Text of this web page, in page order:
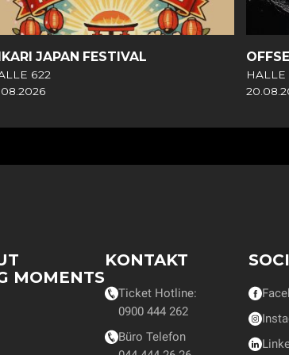
JAPAN FESTIVAL
622
HALLE
MOMENTS
KONTAKT
Ticket Hotline:
0900 444 262
Büro Telefon